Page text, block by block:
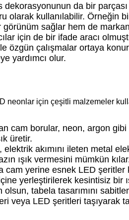
dekorasyonunun da bir
olarak kullanılabilir. Örneğin
sağlar hem de
için de bir ifade aracı
özgün çalışmalar ortaya
yardımcı olur.
için çeşitli malzemeler
cam borular, neon, argon
üretir.
akımını ileten metal
ışık vermesini mümkün
cam yerine esnek LED şeritler
yerleştirilerek kesintisiz bir
tabela tasarımını
veya LED şeritleri taşıyarak